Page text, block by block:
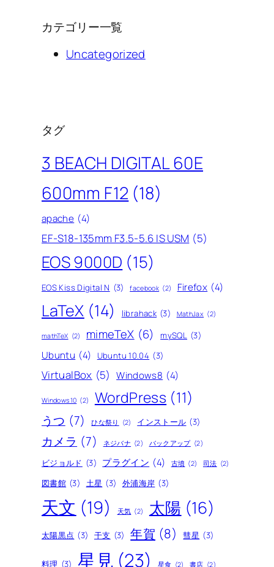
カテゴリー一覧
Uncategorized
タグ
3 BEACH DIGITAL 60E
600mm F12 (18)
apache (4)
EF-S18-135mm F3.5-5.6 IS USM (5)
EOS 9000D (15)
EOS Kiss Digital N (3) facebook (2) Firefox (4)
LaTeX (14) librahack (3) MathJax (2)
mathTeX (2) mimeTeX (6) mySQL (3)
Ubuntu (4) Ubuntu 10.04 (3)
VirtualBox (5) Windows8 (4)
Windows10 (2) WordPress (11)
うつ (7) ひな祭り (2) インストール (3)
カメラ (7) ネジバナ (2) バックアップ (2)
ビジョルド (3) プラグイン (4) 古墳 (2) 司法 (2)
図書館 (3) 土星 (3) 外浦海岸 (3)
天文 (19) 天気 (2) 太陽 (16)
太陽黒点 (3) 干支 (3) 年賀 (8) 彗星 (3)
料理 (3) 星見 (23) 星食 (2) 書店 (2)